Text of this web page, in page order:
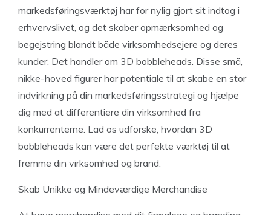
markedsføringsværktøj har for nylig gjort sit indtog i
erhvervslivet, og det skaber opmærksomhed og
begejstring blandt både virksomhedsejere og deres
kunder. Det handler om 3D bobbleheads. Disse små,
nikke-hoved figurer har potentiale til at skabe en stor
indvirkning på din markedsføringsstrategi og hjælpe
dig med at differentiere din virksomhed fra
konkurrenterne. Lad os udforske, hvordan 3D
bobbleheads kan være det perfekte værktøj til at
fremme din virksomhed og brand.
Skab Unikke og Mindeværdige Merchandise